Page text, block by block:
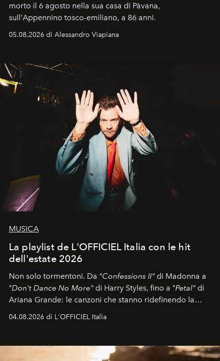
morto il 6 agosto nella sua casa di Pàvana,
sull'Appennino tosco-emiliano, a 86 anni.
05.08.2026 di Alessandro Viapiana
MUSICA
La playlist de L'OFFICIEL Italia con le hit
dell'estate 2026
Non solo tormentoni. Da "Confessions II" di Madonna a
"Don't Dance No More" di Harry Styles, fino a "Petal" di
Ariana Grande: le canzoni che stanno ridefinendo la
04.08.2026 di L'OFFICIEL Italia